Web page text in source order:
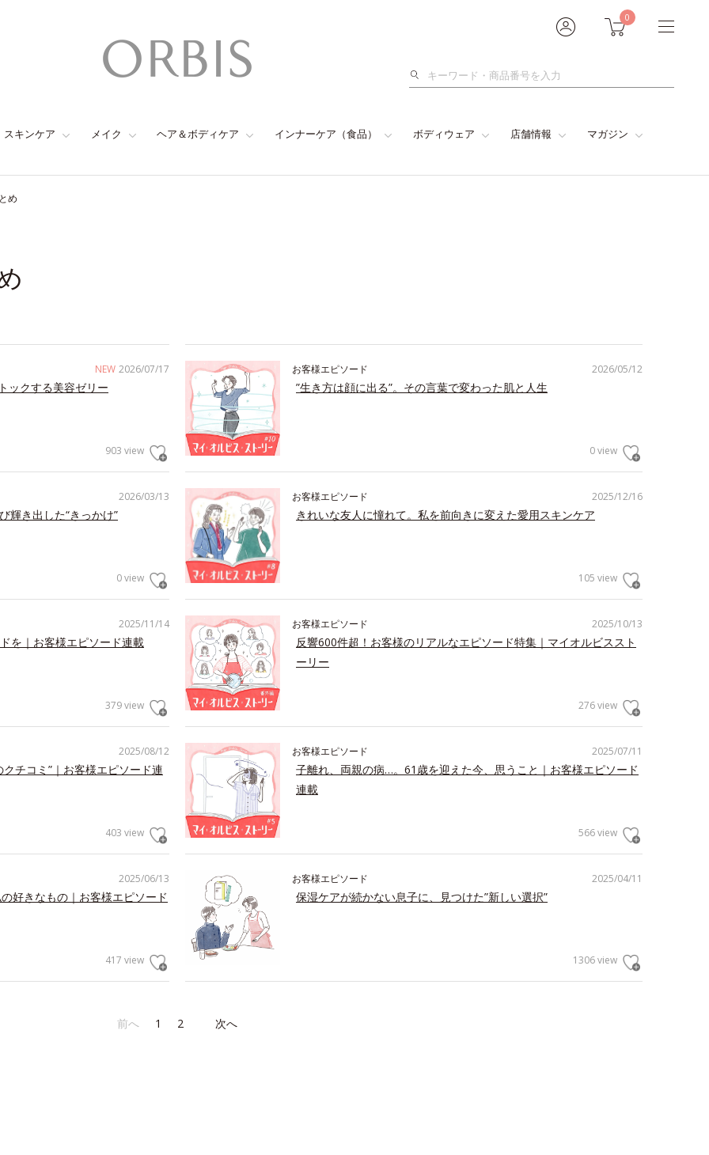
0
検
スキンケア メイク ヘア＆ボディケア インナーケア（食品） ボディウェア 店舗情報 マガジン
め
NEW 2026/07/17
ックする美容ゼリー
903 view
2026/05/12
お客様エピソード
”生き方は顔に出る”。その言葉で変わった肌と人生
0 view
2026/03/13
輝き出した“きっかけ”
0 view
2025/12/16
お客様エピソード
きれいな友人に憧れて。私を前向きに変えた愛用スキンケア
105 view
2025/11/14
を｜お客様エピソード連載
379 view
2025/10/13
お客様エピソード
反響600件超！お客様のリアルなエピソード特集｜マイオルビススト
ーリー
276 view
2025/08/12
チコミ”｜お客様エピソード連
403 view
2025/07/11
お客様エピソード
子離れ、両親の病…。61歳を迎えた今、思うこと｜お客様エピソード
連載
566 view
2025/06/13
好きなもの｜お客様エピソード
417 view
2025/04/11
お客様エピソード
保湿ケアが続かない息子に、見つけた”新しい選択”
1306 view
前へ 1 2 次へ